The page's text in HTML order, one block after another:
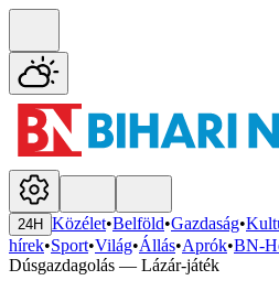
24H Közélet•Belföld•Gazdaság•
hírek•Sport•Világ•Állás•Aprók•BN-
Dúsgazdagolás — Lázár-játék